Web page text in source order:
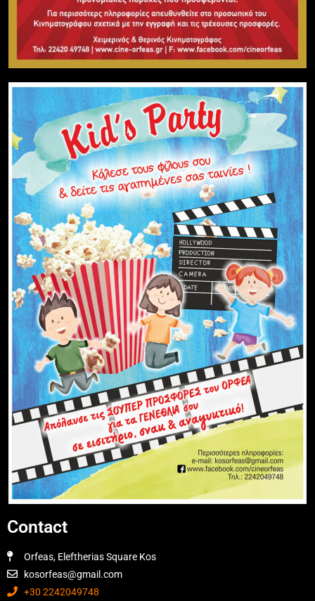
Contact
Orfeas, Eleftherias Square Kos
kosorfeas@gmail.com
+30 2242049748